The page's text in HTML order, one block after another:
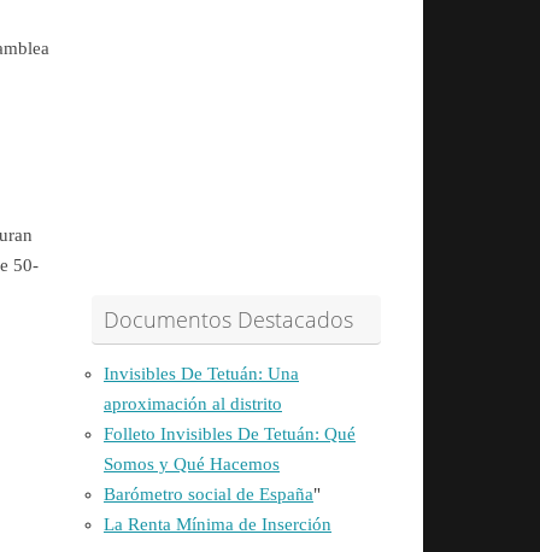
50-
Documentos Destacados
Invisibles De Tetuán: Una
aproximación al distrito
Folleto Invisibles De Tetuán: Qué
Somos y Qué Hacemos
Barómetro social de España"
La Renta Mínima de Inserción